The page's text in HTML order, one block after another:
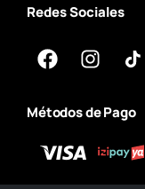
Redes Sociales
Métodos de Pago